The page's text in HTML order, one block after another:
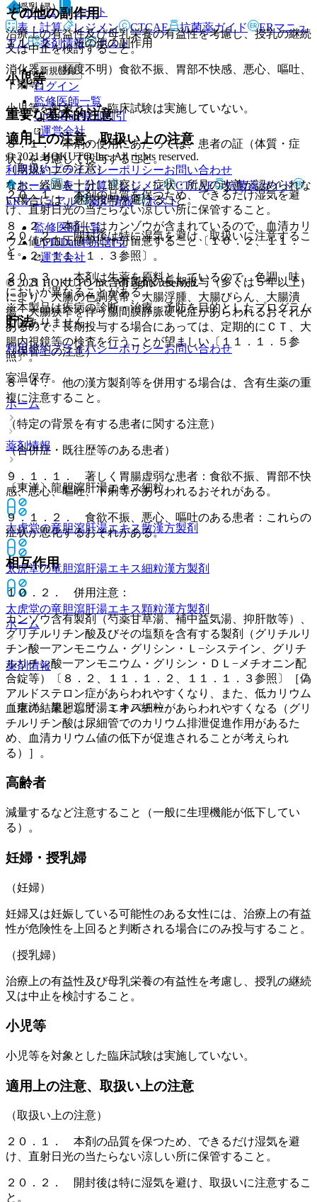
（授乳婦）
治療上の有益性及び母乳栄養の有益性を考慮し、授乳の継続
又は中止を検討すること。
小児等
小児等を対象とした臨床試験は実施していない。
適用上の注意、取扱い上の注意
（取扱い上の注意）
２０．１． 本剤の品質を保つため、できるだけ湿気を避
け、直射日光の当たらない涼しい所に保管すること。
２０．２． 開封後は特に湿気を避け、取扱いに注意するこ
と。
２０．３． 本剤は生薬を原料としているので、色調、味、
においが異なることがある。
貯法
（保管上の注意）
室温保存。
ホーム
薬剤情報
〔東洋〕龍胆瀉肝湯エキス細粒
太虎堂の竜胆瀉肝湯エキス散漢方製剤
太虎堂の竜胆瀉肝湯エキス細粒漢方製剤
太虎堂の竜胆瀉肝湯エキス顆粒漢方製剤
ホーム
薬剤情報
〔東洋〕龍胆瀉肝湯エキス細粒
その他の副作用
１１．２． その他の副作用
消化器：（頻度不明）食欲不振、胃部不快感、悪心、嘔吐、
下痢等。
重要な基本的注意
８．１． 本剤の使用にあたっては、患者の証（体質・症
状）を考慮して投与すること。
なお、経過を十分に観察し、症状・所見の改善が認められな
い場合には、継続投与を避けること。
８．２． 本剤にはカンゾウが含まれているので、血清カリ
ウム値や血圧値等に十分留意すること〔１０．２、１１．
１．２、１１．１．３参照〕。
８．３． サンシシ含有製剤の長期投与（多くは５年以上）
により、大腸の色調異常、大腸浮腫、大腸びらん、大腸潰
瘍、大腸狭窄を伴う腸間膜静脈硬化症があらわれるおそれが
あるので、長期投与する場合にあっては、定期的にＣＴ、大
腸内視鏡等の検査を行うことが望ましい〔１１．１．５参
照〕。
８．４． 他の漢方製剤等を併用する場合は、含有生薬の重
複に注意すること。
（特定の背景を有する患者に関する注意）
（合併症・既往歴等のある患者）
９．１．１． 著しく胃腸虚弱な患者：食欲不振、胃部不快
感、悪心、嘔吐、下痢等があらわれるおそれがある。
９．１．２． 食欲不振、悪心、嘔吐のある患者：これらの
症状が悪化するおそれがある。
相互作用
１０．２． 併用注意：
カンゾウ含有製剤（芍薬甘草湯、補中益気湯、抑肝散等）、
グリチルリチン酸及びその塩類を含有する製剤（グリチルリ
チン酸一アンモニウム・グリシン・Ｌ−システイン、グリチ
ルリチン酸一アンモニウム・グリシン・ＤＬ−メチオニン配
合錠等）〔８．２、１１．１．２、１１．１．３参照〕［偽
アルドステロン症があらわれやすくなり、また、低カリウム
血症の結果として、ミオパチーがあらわれやすくなる（グリ
チルリチン酸は尿細管でのカリウム排泄促進作用があるた
め、血清カリウム値の低下が促進されることが考えられ
る）］。
高齢者
減量するなど注意すること（一般に生理機能が低下してい
る）。
妊婦・授乳婦
（妊婦）
妊婦又は妊娠している可能性のある女性には、治療上の有益
性が危険性を上回ると判断される場合にのみ投与すること。
（授乳婦）
治療上の有益性及び母乳栄養の有益性を考慮し、授乳の継続
又は中止を検討すること。
小児等
小児等を対象とした臨床試験は実施していない。
適用上の注意、取扱い上の注意
（取扱い上の注意）
２０．１． 本剤の品質を保つため、できるだけ湿気を避
け、直射日光の当たらない涼しい所に保管すること。
２０．２． 開封後は特に湿気を避け、取扱いに注意するこ
と。
ホーム
ノート
表・計算
レジメン CTCAE 抗菌薬ガイド
ERマニュ
アル
薬剤情報 ポスト
新規登録
ログイン
監修医師一覧
UpToDate特別割引
運営会社
© 2021 HOKUTO Inc. All rights reserved.
利用規約プライバシーポリシーお問い合わせ
ホーム
表・計算 レジメン CTCAE
抗菌薬ガイド
ERマニュアル
薬剤情報 ポスト
監修医師一覧
UpToDate特別割引
運営会社
© 2021 HOKUTO Inc. All rights reserved.
※本製品は疾病の診断・治療・予防を目的としたプログラム
ではありません。
利用規約プライバシーポリシーお問い合わせ